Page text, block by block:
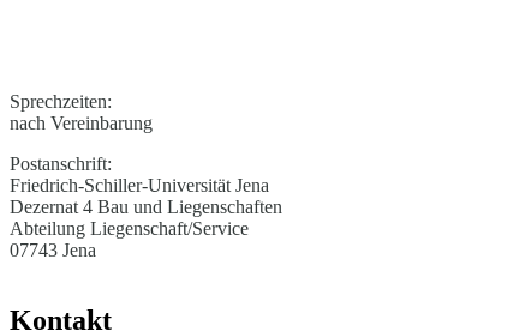
Sprechzeiten:
nach Vereinbarung
Postanschrift:
Friedrich-Schiller-Universität Jena
Dezernat 4 Bau und Liegenschaften
Abteilung Liegenschaft/Service
07743 Jena
Kontakt